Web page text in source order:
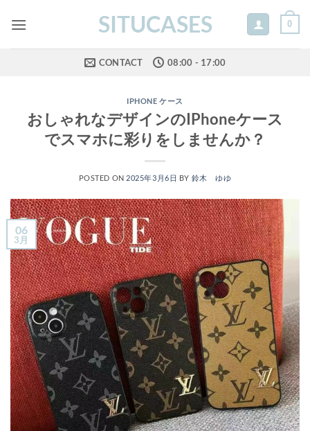
SITUCASES 0
CONTACT 08:00 - 17:00
IPHONE ケース
おしゃれなデザインのIPhoneケース
でスマホに彩りをしませんか？
POSTED ON 2025年3月6日 BY 鈴木 ゆゆ
06
3月